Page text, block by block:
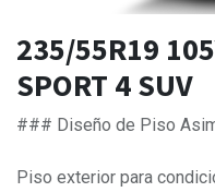
235/55R19
SPORT 4 SUV
### Diseño de Piso
Piso exterior para